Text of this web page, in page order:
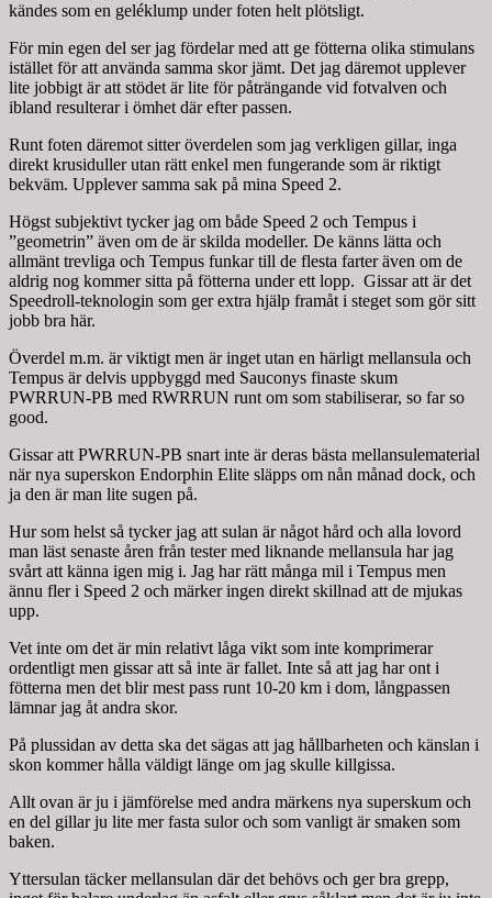
kändes som en geléklump under foten helt plötsligt.
För min egen del ser jag fördelar med att ge fötterna olika stimulans
istället för att använda samma skor jämt. Det jag däremot upplever
lite jobbigt är att stödet är lite för påträngande vid fotvalven och
ibland resulterar i ömhet där efter passen.
Runt foten däremot sitter överdelen som jag verkligen gillar, inga
direkt krusiduller utan rätt enkel men fungerande som är riktigt
bekväm. Upplever samma sak på mina Speed 2.
Högst subjektivt tycker jag om både Speed 2 och Tempus i
”geometrin” även om de är skilda modeller. De känns lätta och
allmänt trevliga och Tempus funkar till de flesta farter även om de
aldrig nog kommer sitta på fötterna under ett lopp. Gissar att är det
Speedroll-teknologin som ger extra hjälp framåt i steget som gör sitt
jobb bra här.
Överdel m.m. är viktigt men är inget utan en härligt mellansula och
Tempus är delvis uppbyggd med Sauconys finaste skum
PWRRUN-PB med RWRRUN runt om som stabiliserar, so far so
good.
Gissar att PWRRUN-PB snart inte är deras bästa mellansulematerial
när nya superskon Endorphin Elite släpps om nån månad dock, och
ja den är man lite sugen på.
Hur som helst så tycker jag att sulan är något hård och alla lovord
man läst senaste åren från tester med liknande mellansula har jag
svårt att känna igen mig i. Jag har rätt många mil i Tempus men
ännu fler i Speed 2 och märker ingen direkt skillnad att de mjukas
upp.
Vet inte om det är min relativt låga vikt som inte komprimerar
ordentligt men gissar att så inte är fallet. Inte så att jag har ont i
fötterna men det blir mest pass runt 10-20 km i dom, långpassen
lämnar jag åt andra skor.
På plussidan av detta ska det sägas att jag hållbarheten och känslan i
skon kommer hålla väldigt länge om jag skulle killgissa.
Allt ovan är ju i jämförelse med andra märkens nya superskum och
en del gillar ju lite mer fasta sulor och som vanligt är smaken som
baken.
Yttersulan täcker mellansulan där det behövs och ger bra grepp,